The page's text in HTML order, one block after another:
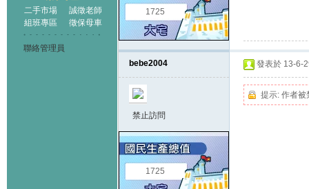
二手市場
誠徵老師
組班專區
徵保母車
聯絡管理員
1725
bebe2004
禁止訪問
1725
發表於 13-6-
提示: 作者被